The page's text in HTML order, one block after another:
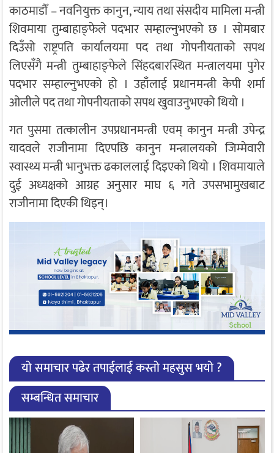
काठमाडौँ – नवनियुक्त कानुन, न्याय तथा संसदीय मामिला मन्त्री
शिवमाया तुम्बाहाङ्फेले पदभार सम्हाल्नुभएको छ । सोमबार
दिउँसो राष्ट्रपति कार्यालयमा पद तथा गोपनीयताको सपथ
लिएसँगै मन्त्री तुम्बाहाङ्फेले सिंहदबारस्थित मन्त्रालयमा पुगेर
पदभार सम्हाल्नुभएको हो । उहाँलाई प्रधानमन्त्री केपी शर्मा
ओलीले पद तथा गोपनीयताको सपथ खुवाउनुभएको थियो ।
गत पुसमा तत्कालीन उपप्रधानमन्त्री एवम् कानुन मन्त्री उपेन्द्र
यादवले राजीनामा दिएपछि कानुन मन्त्रालयको जिम्मेवारी
स्वास्थ्य मन्त्री भानुभक्त ढकाललाई दिइएको थियो । शिवमायाले
दुई अध्यक्षको आग्रह अनुसार माघ ६ गते उपसभामुखबाट
राजीनामा दिएकी थिइन्।
यो समाचार पढेर तपाईलाई कस्तो महसुस भयो ?
सम्बन्धित समाचार